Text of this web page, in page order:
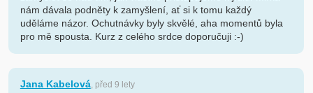
nám dávala podněty k zamyšlení, ať si k tomu každý
uděláme názor. Ochutnávky byly skvělé, aha momentů byla
pro mě spousta. Kurz z celého srdce doporučuji :-)
Jana Kabelová, před 9 lety